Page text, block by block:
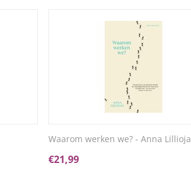
Waarom werken we? - Anna Lillioja
€21,99